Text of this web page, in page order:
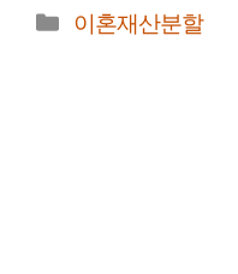
카
이혼재산분할